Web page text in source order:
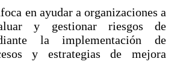
en ayudar a organizaciones a
y gestionar riesgos de
la implementación de
y estrategias de mejora